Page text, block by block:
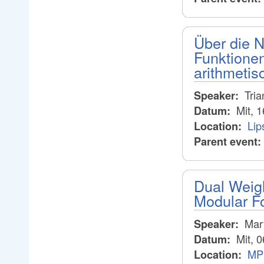
Über die
Speaker:
Datum: Mit,
Location:
Parent event:
Dual
Modular
Speaker:
Datum: Mit,
Location: